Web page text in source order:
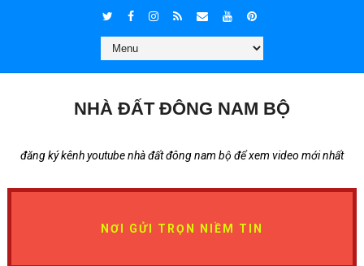
NHÀ ĐẤT ĐÔNG NAM BỘ
đăng ký kênh youtube nhà đất đông nam bộ để xem video mới nhất
NƠI GỬI TRỌN NIỀM TIN